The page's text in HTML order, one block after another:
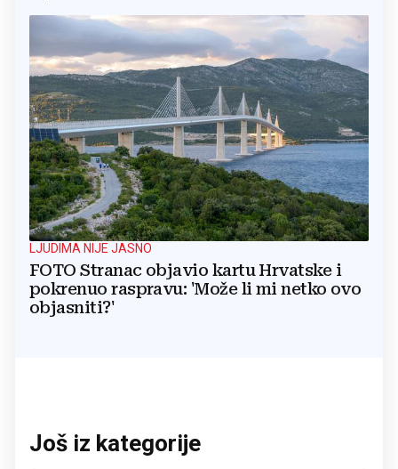
LJUDIMA NIJE JASNO
FOTO Stranac objavio kartu Hrvatske i
pokrenuo raspravu: 'Može li mi netko ovo
objasniti?'
Još iz kategorije